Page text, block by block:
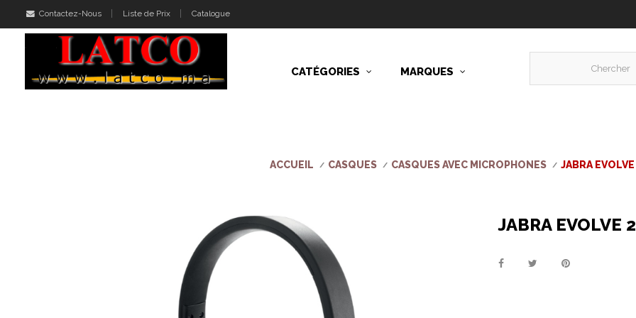
Contactez-Nous Liste de Prix Catalogue
CATÉGORIES MARQUES
ACCUEIL CASQUES CASQUES AVEC MICROPHONES JABRA
JABRA EVOLVE